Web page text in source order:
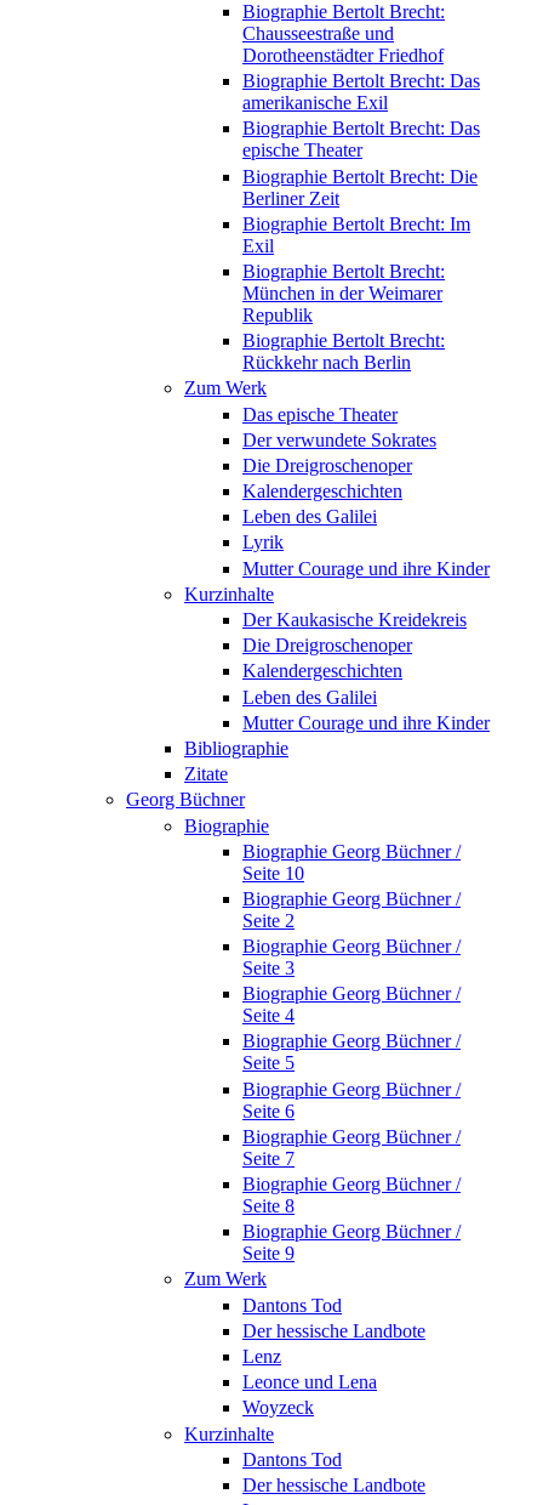
Biographie Bertolt Brecht:
Chausseestraße und
Dorotheenstädter Friedhof
Biographie Bertolt Brecht: Das
amerikanische Exil
Biographie Bertolt Brecht: Das
epische Theater
Biographie Bertolt Brecht: Die
Berliner Zeit
Biographie Bertolt Brecht: Im
Exil
Biographie Bertolt Brecht:
München in der Weimarer
Republik
Biographie Bertolt Brecht:
Rückkehr nach Berlin
Zum Werk
Das epische Theater
Der verwundete Sokrates
Die Dreigroschenoper
Kalendergeschichten
Leben des Galilei
Lyrik
Mutter Courage und ihre Kinder
Kurzinhalte
Der Kaukasische Kreidekreis
Die Dreigroschenoper
Kalendergeschichten
Leben des Galilei
Mutter Courage und ihre Kinder
Bibliographie
Zitate
Georg Büchner
Biographie
Biographie Georg Büchner /
Seite 10
Biographie Georg Büchner /
Seite 2
Biographie Georg Büchner /
Seite 3
Biographie Georg Büchner /
Seite 4
Biographie Georg Büchner /
Seite 5
Biographie Georg Büchner /
Seite 6
Biographie Georg Büchner /
Seite 7
Biographie Georg Büchner /
Seite 8
Biographie Georg Büchner /
Seite 9
Zum Werk
Dantons Tod
Der hessische Landbote
Lenz
Leonce und Lena
Woyzeck
Kurzinhalte
Dantons Tod
Der hessische Landbote